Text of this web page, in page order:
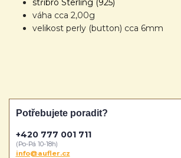
stříbro Sterling (925)
váha cca 2,00g
velikost perly (button) cca 6mm
Potřebujete poradit?
+420 777 001 711
(Po-Pá 10-18h)
info@aufler.cz